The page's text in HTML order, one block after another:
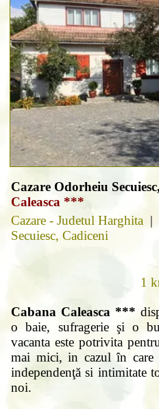
Cazare Odorheiu
Caleasca ***
Cazare - Judetul Harghita |
Secuiesc, Cadiceni
1
Cabana Caleasca ***
o baie, sufragerie şi o
vacanta este potrivita
mai mici, in cazul în care
independenţă si intimitate
noi.